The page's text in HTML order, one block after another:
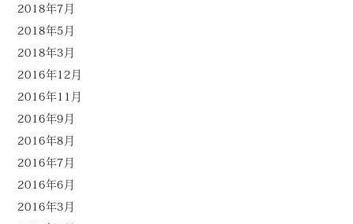
2018年7月
2018年5月
2018年3月
2016年12月
2016年11月
2016年9月
2016年8月
2016年7月
2016年6月
2016年3月